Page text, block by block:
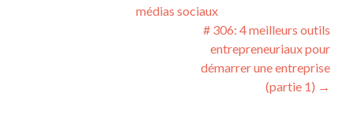
médias sociaux
# 306: 4 meilleurs outils
entrepreneuriaux pour
démarrer une entreprise
(partie 1) →